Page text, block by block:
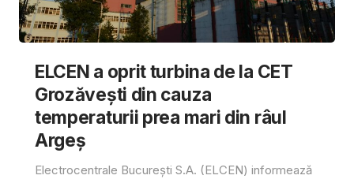
ELCEN a oprit turbina de la CET
Grozăvești din cauza
temperaturii prea mari din râul
Argeș
Electrocentrale București S.A. (ELCEN) informează